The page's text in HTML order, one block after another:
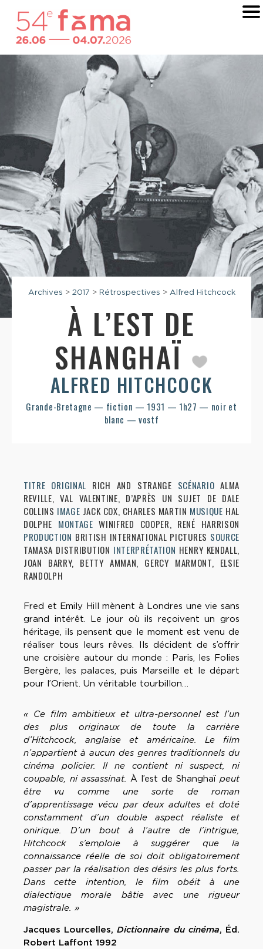
Archives > 2017 > Rétrospectives > Alfred Hitchcock
À L’EST DE
SHANGHAÏ
ALFRED HITCHCOCK
Grande-Bretagne — fiction — 1931 — 1h27 — noir et
blanc — vostf
TITRE ORIGINAL RICH AND STRANGE SCÉNARIO ALMA
REVILLE, VAL VALENTINE, D’APRÈS UN SUJET DE DALE
COLLINS IMAGE JACK COX, CHARLES MARTIN MUSIQUE HAL
DOLPHE MONTAGE WINIFRED COOPER, RENÉ HARRISON
PRODUCTION BRITISH INTERNATIONAL PICTURES SOURCE
TAMASA DISTRIBUTION INTERPRÉTATION HENRY KENDALL,
JOAN BARRY, BETTY AMMAN, GERCY MARMONT, ELSIE
RANDOLPH
Fred et Emily Hill mènent à Londres une vie sans
grand intérêt. Le jour où ils reçoivent un gros
héritage, ils pensent que le moment est venu de
réaliser tous leurs rêves. Ils décident de s’offrir
une croisière autour du monde : Paris, les Folies
Bergère, les palaces, puis Marseille et le départ
pour l’Orient. Un véritable tourbillon…
« Ce film ambitieux et ultra-personnel est l’un
des plus originaux de toute la carrière
d’Hitchcock, anglaise et américaine. Le film
n’appartient à aucun des genres traditionnels du
cinéma policier. Il ne contient ni suspect, ni
coupable, ni assassinat. À l’est de Shanghaï peut
être vu comme une sorte de roman
d’apprentissage vécu par deux adultes et doté
constamment d’un double aspect réaliste et
onirique. D’un bout à l’autre de l’intrigue,
Hitchcock s’emploie à suggérer que la
connaissance réelle de soi doit obligatoirement
passer par la réalisation des désirs les plus forts.
Dans cette intention, le film obéit à une
dialectique morale bâtie avec une rigueur
magistrale. »
Jacques Lourcelles,Dictionnaire du cinéma, Éd.
Robert Laffont 1992